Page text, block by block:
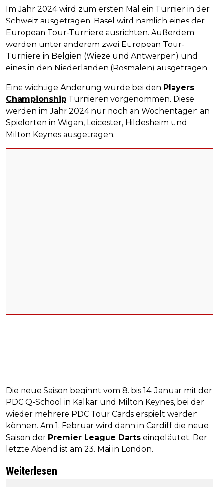
Im Jahr 2024 wird zum ersten Mal ein Turnier in der
Schweiz ausgetragen. Basel wird nämlich eines der
European Tour-Turniere ausrichten. Außerdem
werden unter anderem zwei European Tour-
Turniere in Belgien (Wieze und Antwerpen) und
eines in den Niederlanden (Rosmalen) ausgetragen.
Eine wichtige Änderung wurde bei den Players
Championship Turnieren vorgenommen. Diese
werden im Jahr 2024 nur noch an Wochentagen an
Spielorten in Wigan, Leicester, Hildesheim und
Milton Keynes ausgetragen.
Die neue Saison beginnt vom 8. bis 14. Januar mit der
PDC Q-School in Kalkar und Milton Keynes, bei der
wieder mehrere PDC Tour Cards erspielt werden
können. Am 1. Februar wird dann in Cardiff die neue
Saison der Premier League Darts eingeläutet. Der
letzte Abend ist am 23. Mai in London.
Weiterlesen